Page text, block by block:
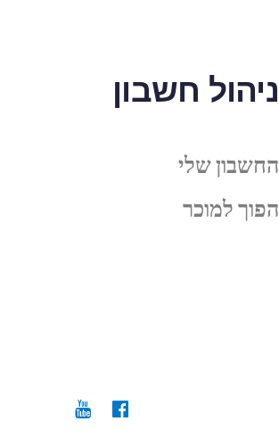
ניהול חשבון
החשבון שלי
הפוך למוכר